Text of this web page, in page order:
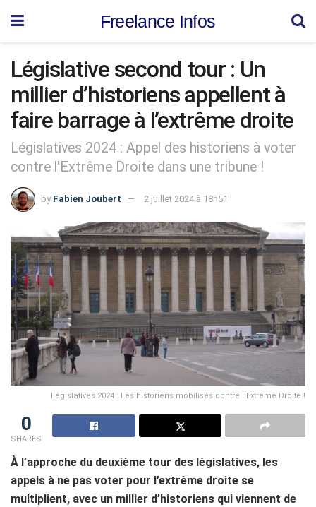
Freelance Infos
Législative second tour : Un
millier d’historiens appellent à
faire barrage à l’extrême droite
Législatives 2024 : Appel des historiens à voter
contre l'Extrême Droite dans une tribune !
by Fabien Joubert 2 juillet 2024 à 18h51
Législatives 2024 : Les historiens mobilisés contre l'Extrême Droite !
0
SHARES
À l’approche du deuxième tour des législatives, les
appels à ne pas voter pour l’extrême droite se
multiplient, avec un millier d’historiens qui viennent de